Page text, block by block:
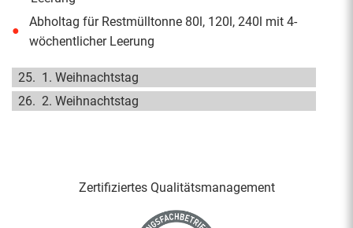
●
Abholtag für Restmülltonne 80l, 120l, 240l mit 4-
wöchentlicher Leerung
25. 1. Weihnachtstag
26. 2. Weihnachtstag
Zertifiziertes Qualitäts­management